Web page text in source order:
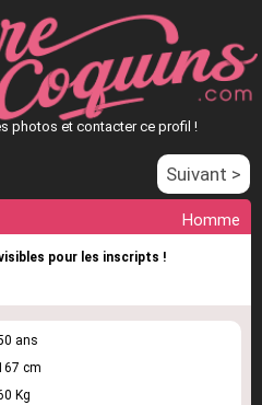
photos et contacter ce profil !
Suivant >
Homme
pour les inscripts !
ans
cm
Kg